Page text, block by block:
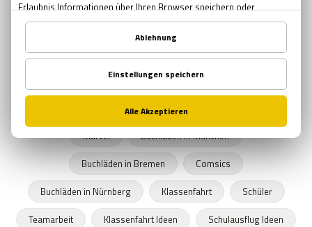
Geschenke zum Muttertag
Mutter-Tochter Aktivitäten Nürnberg
Mutter-Tochter Aktivitäten Bremen
Mutter-Tochter Aktivitäten München
Marvel
Buchläden in München
Buchläden in Bremen
Comsics
Buchläden in Nürnberg
Klassenfahrt
Schüler
Teamarbeit
Klassenfahrt Ideen
Schulausflug Ideen